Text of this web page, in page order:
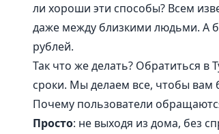
ли хороши эти способы? Всем
даже между близкими людьми. А
рублей.
Так что же делать? Обратиться
сроки. Мы делаем все, чтобы
Почему пользователи
Просто: не выходя из дома, без